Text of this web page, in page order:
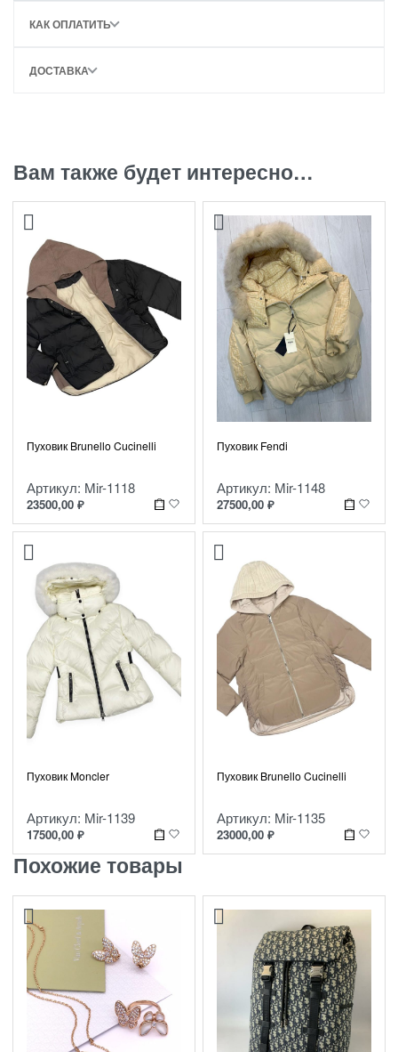
КАК ОПЛАТИТЬ
ДОСТАВКА
Вам также будет интересно…
Пуховик Brunello Cucinelli
Артикул: Mir-1118
23500,00 ₽
Пуховик Fendi
Артикул: Mir-1148
27500,00 ₽
Пуховик Moncler
Артикул: Mir-1139
17500,00 ₽
Пуховик Brunello Cucinelli
Артикул: Mir-1135
23000,00 ₽
Похожие товары